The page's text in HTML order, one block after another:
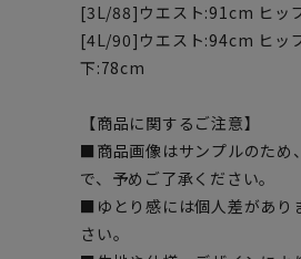
[3L/88]ウエスト:91cm ヒッ
[4L/90]ウエスト:94cm ヒッ
下:78cm
【商品に関するご注意】
■商品画像はサンプルのため
で、予めご了承ください。
■ゆとり感には個人差があり
さい。